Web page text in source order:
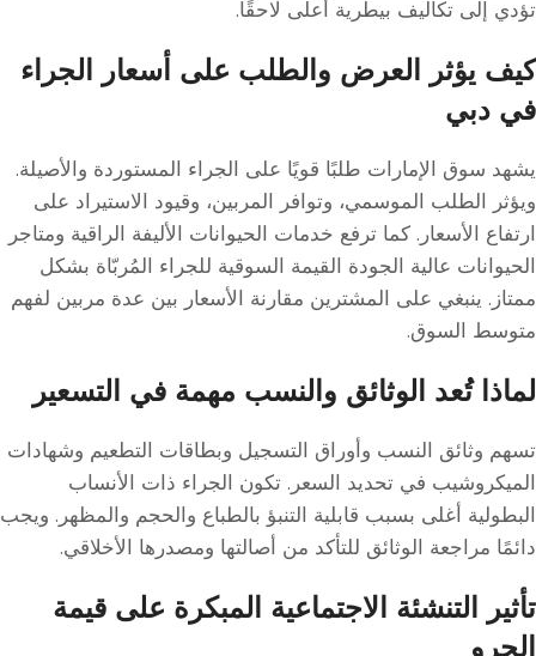
تؤدي إلى تكاليف بيطرية أعلى لاحقًا.
كيف يؤثر العرض والطلب على أسعار الجراء
في دبي
يشهد سوق الإمارات طلبًا قويًا على الجراء المستوردة والأصيلة.
ويؤثر الطلب الموسمي، وتوافر المربين، وقيود الاستيراد على
ارتفاع الأسعار. كما ترفع خدمات الحيوانات الأليفة الراقية ومتاجر
الحيوانات عالية الجودة القيمة السوقية للجراء المُربّاة بشكل
ممتاز. ينبغي على المشترين مقارنة الأسعار بين عدة مربين لفهم
متوسط السوق.
لماذا تُعد الوثائق والنسب مهمة في التسعير
تسهم وثائق النسب وأوراق التسجيل وبطاقات التطعيم وشهادات
الميكروشيب في تحديد السعر. تكون الجراء ذات الأنساب
البطولية أغلى بسبب قابلية التنبؤ بالطباع والحجم والمظهر. ويجب
دائمًا مراجعة الوثائق للتأكد من أصالتها ومصدرها الأخلاقي.
تأثير التنشئة الاجتماعية المبكرة على قيمة
الجرو